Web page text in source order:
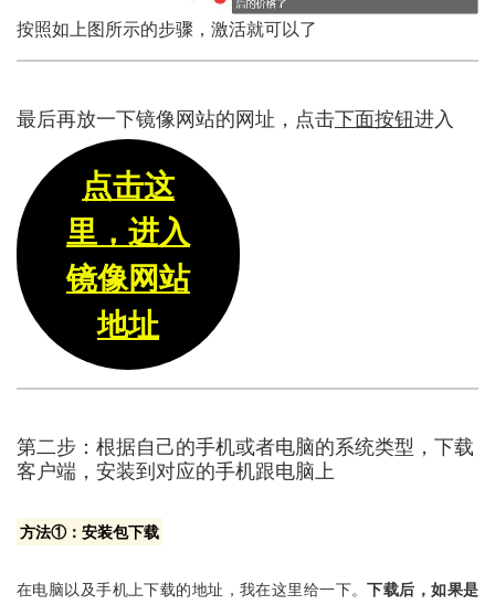
按照如上图所示的步骤，激活就可以了
最后再放一下镜像网站的网址，点击下面按钮进入
点击这
里，进入
镜像网站
地址
第二步：根据自己的手机或者电脑的系统类型，下载
客户端，安装到对应的手机跟电脑上
方法①：安装包下载
在电脑以及手机上下载的地址，我在这里给一下。下载后，如果是